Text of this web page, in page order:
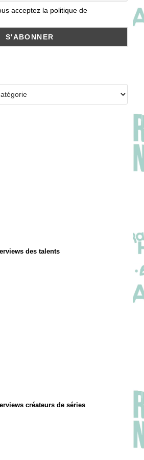
acceptez la politique de
des talents
créateurs de séries